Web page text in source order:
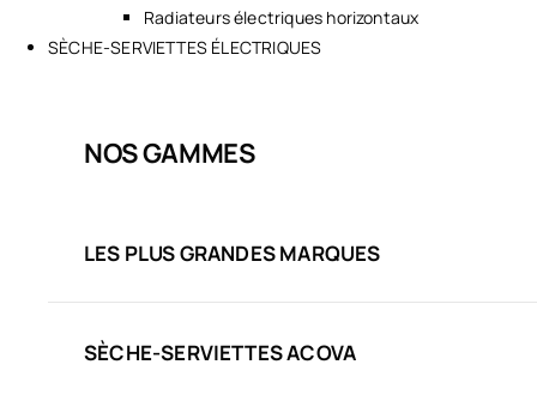
Radiateurs électriques horizontaux
SÈCHE-SERVIETTES ÉLECTRIQUES
NOS GAMMES
LES PLUS GRANDES MARQUES
SÈCHE-SERVIETTES ACOVA